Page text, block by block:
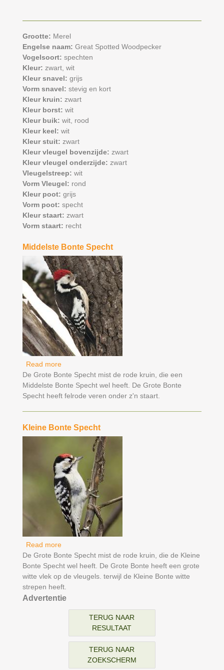
Grootte: Merel
Engelse naam: Great Spotted Woodpecker
Vogelsoort: spechten
Kleur: zwart, wit
Kleur snavel: grijs
Vorm snavel: stevig en kort
Kleur kruin: zwart
Kleur borst: wit
Kleur buik: wit, rood
Kleur keel: wit
Kleur stuit: zwart
Kleur vleugel bovenzijde: zwart
Kleur vleugel onderzijde: zwart
Vleugelstreep: wit
Vorm Vleugel: rond
Kleur poot: grijs
Vorm poot: specht
Kleur staart: zwart
Vorm staart: recht
Middelste Bonte Specht
Read moreabout Middelste Bonte Specht
De Grote Bonte Specht mist de rode kruin, die een
Middelste Bonte Specht wel heeft. De Grote Bonte
Specht heeft felrode veren onder z'n staart.
Kleine Bonte Specht
Read moreabout Kleine Bonte Specht
De Grote Bonte Specht mist de rode kruin, die de Kleine
Bonte Specht wel heeft. De Grote Bonte heeft een grote
witte vlek op de vleugels. terwijl de Kleine Bonte witte
strepen heeft.
Advertentie
TERUG NAAR
RESULTAAT
TERUG NAAR
ZOEKSCHERM